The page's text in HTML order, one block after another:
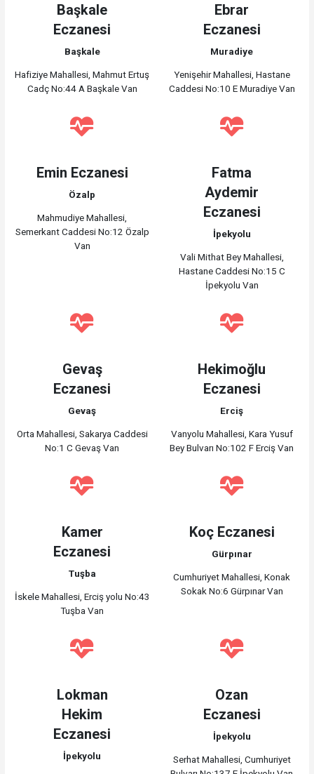
Başkale
Eczanesi
Başkale
Hafiziye Mahallesi, Mahmut Ertuş
Cadç No:44 A Başkale Van
Ebrar
Eczanesi
Muradiye
Yenişehir Mahallesi, Hastane
Caddesi No:10 E Muradiye Van
Emin Eczanesi
Özalp
Mahmudiye Mahallesi,
Semerkant Caddesi No:12 Özalp
Van
Fatma
Aydemir
Eczanesi
İpekyolu
Vali Mithat Bey Mahallesi,
Hastane Caddesi No:15 C
İpekyolu Van
Gevaş
Eczanesi
Gevaş
Orta Mahallesi, Sakarya Caddesi
No:1 C Gevaş Van
Hekimoğlu
Eczanesi
Erciş
Vanyolu Mahallesi, Kara Yusuf
Bey Bulvarı No:102 F Erciş Van
Kamer
Eczanesi
Tuşba
İskele Mahallesi, Erciş yolu No:43
Tuşba Van
Koç Eczanesi
Gürpınar
Cumhuriyet Mahallesi, Konak
Sokak No:6 Gürpınar Van
Lokman
Hekim
Eczanesi
İpekyolu
Ozan
Eczanesi
İpekyolu
Serhat Mahallesi, Cumhuriyet